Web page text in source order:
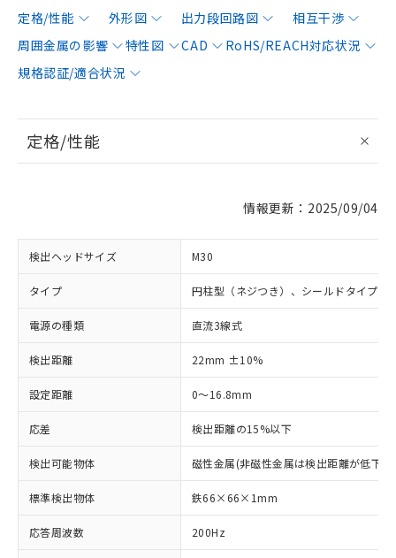
定格/性能 外形図 出力段回路図
相互干渉
周囲金属の影響
特性図 CAD
RoHS/REACH対応状況
規格認証/適合状況
定格/性能
情報更新：2025/09/04
検出ヘッドサイズ M30
タイプ 円柱型（ネジつき）、シールドタイプ
電源の種類 直流3線式
検出距離 22mm ±10%
設定距離 0～16.8mm
応差 検出距離の15%以下
検出可能物体 磁性金属(非磁性金属は検出距離が低下し
標準検出物体 鉄66×66×1mm
応答周波数 200Hz